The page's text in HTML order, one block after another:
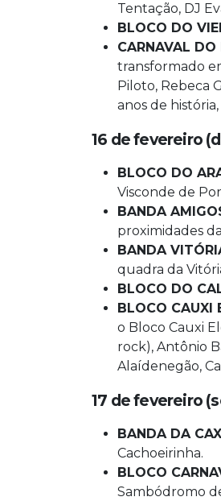
Tentação, DJ
BLOCO DO
CARNAVAL
transformado
Piloto, Rebeca
anos de
16 de fevereiro
BLOCO DO
Visconde de
BANDA
proximidades
BANDA
quadra da
BLOCO DO
BLOCO CAUXI
o Bloco Cauxi
rock), Antônio
Alaídenegão,
17 de fevereiro
BANDA DA
Cachoeirinha.
BLOCO
Sambódromo